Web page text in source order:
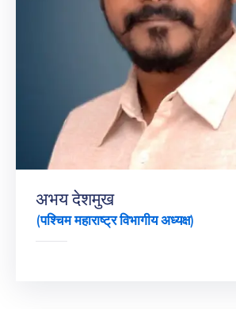
अभय देशमुख
(पश्चिम महाराष्ट्र विभागीय अध्यक्ष)